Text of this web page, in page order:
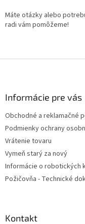
Máte otázky alebo
radi vám pomôžeme!
Informácie pre vás
Obchodné a reklamačné
Podmienky ochrany
Vrátenie tovaru
Vymeň starý za nový
Informácie o robotických
Požičovňa - Technické
Kontakt